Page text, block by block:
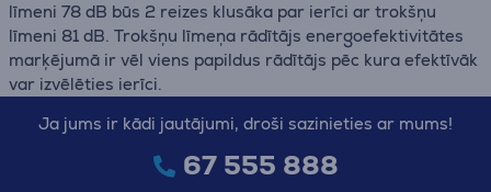
līmeni 78 dB būs 2 reizes klusāka par ierīci ar trokšņu
līmeni 81 dB. Trokšņu līmeņa rādītājs energoefektivitātes
marķējumā ir vēl viens papildus rādītājs pēc kura efektīvāk
var izvēlēties ierīci.
Ja jums ir kādi jautājumi, droši sazinieties ar mums!
67 555 888